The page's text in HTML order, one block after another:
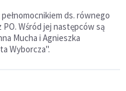
ds. równego
Wśród jej następców są
Mucha i Agnieszka
Wyborcza".